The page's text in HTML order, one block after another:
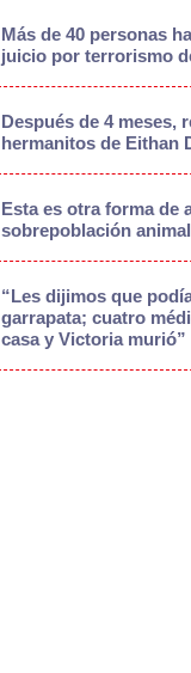
Más de 40 personas
juicio por terrorismo
Después de 4 meses,
hermanitos de Eithan
Esta es otra forma de
sobrepoblación
“Les dijimos que
garrapata; cuatro
casa y Victoria murió”